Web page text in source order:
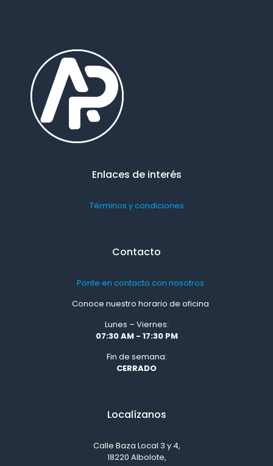
Enlaces de interés
Términos y condiciones
Contacto
Ponte en contacto con nosotros
Conoce nuestro horario de oficina
Lunes – Viernes:
07:30 AM - 17:30 PM
Fin de semana:
CERRADO
Localízanos
Calle Baza Local 3 y 4,
18220 Albolote,